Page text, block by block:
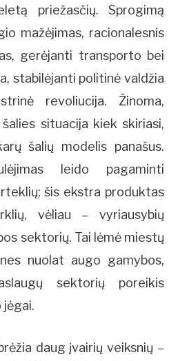
priežasčių. Sprogimą
mažėjimas, racionalesnis
gerėjanti transporto bei
stabilėjanti politinė valdžia
revoliucija. Žinoma,
situacija kiek skiriasi,
šalių modelis panašus.
leido pagaminti
šis ekstra produktas
vėliau – vyriausybių
sektorių. Tai lėmė miestų
nuolat augo gamybos,
sektorių poreikis
daug įvairių veiksnių –